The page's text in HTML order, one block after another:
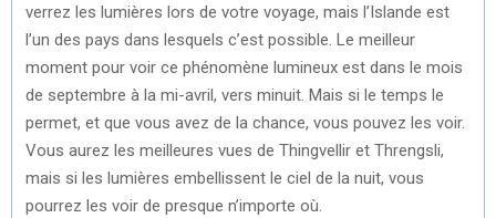
verrez les lumières lors de votre voyage, mais l’Islande est
l’un des pays dans lesquels c’est possible. Le meilleur
moment pour voir ce phénomène lumineux est dans le mois
de septembre à la mi-avril, vers minuit. Mais si le temps le
permet, et que vous avez de la chance, vous pouvez les voir.
Vous aurez les meilleures vues de Thingvellir et Threngsli,
mais si les lumières embellissent le ciel de la nuit, vous
pourrez les voir de presque n’importe où.